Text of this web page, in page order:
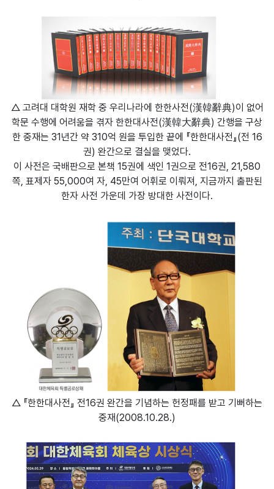
△ 고려대 대학원 재학 중 우리나라에 한한사전(漢韓辭典)이 없어
학문 수행에 어려움을 겪자 한한대사전(漢韓大辭典) 간행을 구상
한 중재는 31년간 약 310억 원을 투입한 끝에 『한한대사전』(전 16
권) 완간으로 결실을 맺었다.
이 사전은 국배판으로 본책 15권에 색인 1권으로 전16권, 21,580
쪽, 표제자 55,000여 자, 45만여 어휘로 이뤄져, 지금까지 출판된
한자 사전 가운데 가장 방대한 사전이다.
△ 『한한대사전』 전16권 완간을 기념하는 헌정패를 받고 기뻐하는
중재(2008.10.28.)